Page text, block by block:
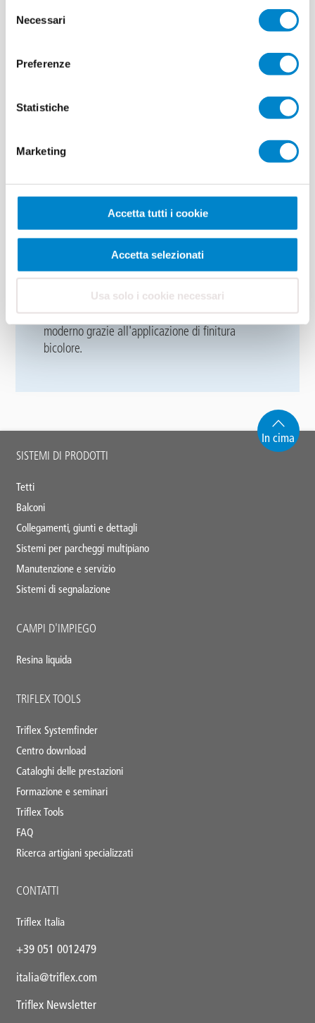
delNecessari
Preferenze
Statistiche
Marketing
Accetta tutti i cookie
Accetta selezionati
Usa solo i cookie necessari
piano di ristrutturazione per lo stadio di 850 m²,
Grazie all'uso mirato dellesoluzioni Triflex
l'opera è stata protetta in modo permanente
dall'umidità in pochissimo tempo. Inoltre, la
tribuna degli spettatori appare in un nuovo look
moderno grazie all'applicazione di finitura
bicolore.
In cima
Main
SISTEMI DI PRODOTTI
Tetti
Balconi
Collegamenti, giunti e dettagli
Sistemi per parcheggi multipiano
Manutenzione e servizio
Sistemi di segnalazione
CAMPI D'IMPIEGO
Resina liquida
TRIFLEX TOOLS
Triflex Systemfinder
Centro download
Cataloghi delle prestazioni
Formazione e seminari
Triflex Tools
FAQ
Ricerca artigiani specializzati
CONTATTI
Triflex Italia
+39 051 0012479
italia@triflex.com
Triflex Newsletter